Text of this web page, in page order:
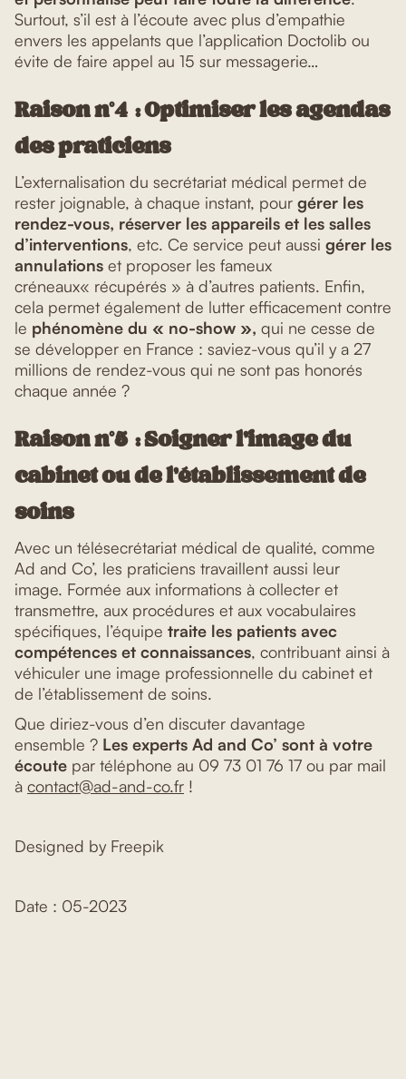
Surtout, s’il est à l’écoute avec plus d’empathie
envers les appelants que l’application Doctolib ou
évite de faire appel au 15 sur messagerie…
Raison n°4 : Optimiser les agendas
des praticiens
L’externalisation du secrétariat médical permet de
rester joignable, à chaque instant, pour gérer les
rendez-vous, réserver les appareils et les salles
d’interventions, etc. Ce service peut aussi gérer les
annulations et proposer les fameux
créneaux« récupérés » à d’autres patients. Enfin,
cela permet également de lutter efficacement contre
le phénomène du « no-show », qui ne cesse de
se développer en France : saviez-vous qu’il y a 27
millions de rendez-vous qui ne sont pas honorés
chaque année ?
Raison n°5 : Soigner l’image du
cabinet ou de l’établissement de
soins
Avec un télésecrétariat médical de qualité, comme
Ad and Co’, les praticiens travaillent aussi leur
image. Formée aux informations à collecter et
transmettre, aux procédures et aux vocabulaires
spécifiques, l’équipe traite les patients avec
compétences et connaissances, contribuant ainsi à
véhiculer une image professionnelle du cabinet et
de l’établissement de soins.
Que diriez-vous d’en discuter davantage
ensemble ? Les experts Ad and Co’ sont à votre
écoute par téléphone au 09 73 01 76 17 ou par mail
à contact@ad-and-co.fr !
Designed by Freepik
Date : 05-2023